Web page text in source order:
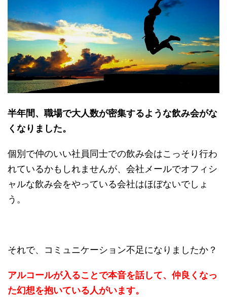
半年間、職場で大人数が密集するような飲み会がな
くなりました。
個別で仲のいい社員同士での飲み会はこっそり行わ
れているかもしれませんが、会社メールでオフィシ
ャルな飲み会をやっている会社はほぼないでしょ
う。
それで、コミュニケーション不足になりましたか？
アルコールが入ることで本音を話して、仲良くなっ
た幻想を抱いている人がいます。